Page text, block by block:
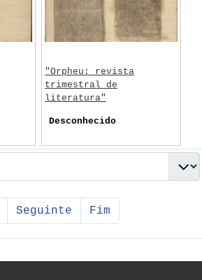
Seguinte Fim
"Orpheu: revista
trimestral de
literatura"
Desconhecido